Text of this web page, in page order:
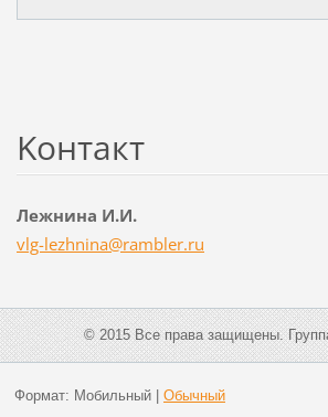
Koнтакт
Лежнина И.И.
vlg-lezhnina@rambler.ru
© 2015 Все права защищены.
Формат: Мобильный| Обычный